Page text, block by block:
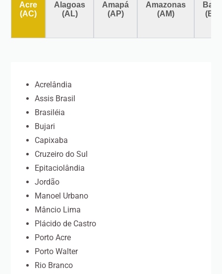
Acre
(AC)
Alagoas
(AL)
Amapá
(AP)
Amazonas
(AM)
(BA)
Acrelândia
Assis Brasil
Brasiléia
Bujari
Capixaba
Cruzeiro do Sul
Epitaciolândia
Jordão
Manoel Urbano
Mâncio Lima
Plácido de Castro
Porto Acre
Porto Walter
Rio Branco